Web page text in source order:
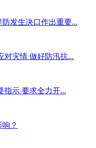
发生决口作出重要...
对灾情 做好防汛抗...
指示 要求全力开...
？